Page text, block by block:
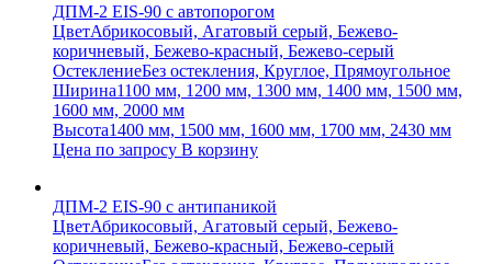
ДПМ-2 EIS-90 с автопорогом
ЦветАбрикосовый, Агатовый серый, Бежево-
коричневый, Бежево-красный, Бежево-серый
ОстеклениеБез остекления, Круглое, Прямоугольное
Ширина1100 мм, 1200 мм, 1300 мм, 1400 мм, 1500 мм,
1600 мм, 2000 мм
Высота1400 мм, 1500 мм, 1600 мм, 1700 мм, 2430 мм
Цена по запросу В корзину
ДПМ-2 EIS-90 с антипаникой
ЦветАбрикосовый, Агатовый серый, Бежево-
коричневый, Бежево-красный, Бежево-серый